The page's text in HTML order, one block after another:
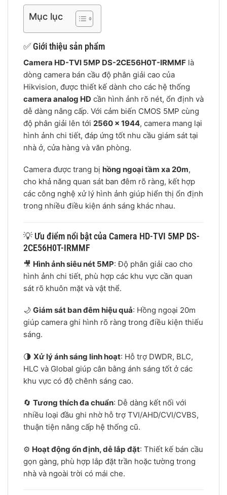
Mục lục
✅ Giới thiệu sản phẩm
Camera HD-TVI 5MP DS-2CE56H0T-IRMMF là
dòng camera bán cầu độ phân giải cao của
Hikvision, được thiết kế dành cho các hệ thống
camera analog HD cần hình ảnh rõ nét, ổn định và
dễ dàng nâng cấp. Với cảm biến CMOS 5MP cùng
độ phân giải lên tới 2560 × 1944, camera mang lại
hình ảnh chi tiết, đáp ứng tốt nhu cầu giám sát tại
nhà ở, cửa hàng và văn phòng.
Camera được trang bị hồng ngoại tầm xa 20m,
cho khả năng quan sát ban đêm rõ ràng, kết hợp
các công nghệ xử lý hình ảnh giúp hiển thị ổn định
trong nhiều điều kiện ánh sáng khác nhau.
💡 Ưu điểm nổi bật của Camera HD-TVI 5MP DS-
2CE56H0T-IRMMF
🎥 Hình ảnh siêu nét 5MP: Độ phân giải cao cho
hình ảnh chi tiết, phù hợp các khu vực cần quan
sát rõ khuôn mặt và vật thể.
🌙 Giám sát ban đêm hiệu quả: Hồng ngoại 20m
giúp camera ghi hình rõ ràng trong điều kiện thiếu
sáng.
🌗 Xử lý ánh sáng linh hoạt: Hỗ trợ DWDR, BLC,
HLC và Global giúp cân bằng ánh sáng tốt ở các
khu vực có độ chênh sáng cao.
🔄 Tương thích đa chuẩn: Dễ dàng kết nối với
nhiều loại đầu ghi nhờ hỗ trợ TVI/AHD/CVI/CVBS,
thuận tiện nâng cấp hệ thống cũ.
⚙️ Hoạt động ổn định, dễ lắp đặt: Thiết kế bán cầu
gọn gàng, phù hợp lắp đặt trần hoặc tường trong
nhà và ngoài trời có mái che.